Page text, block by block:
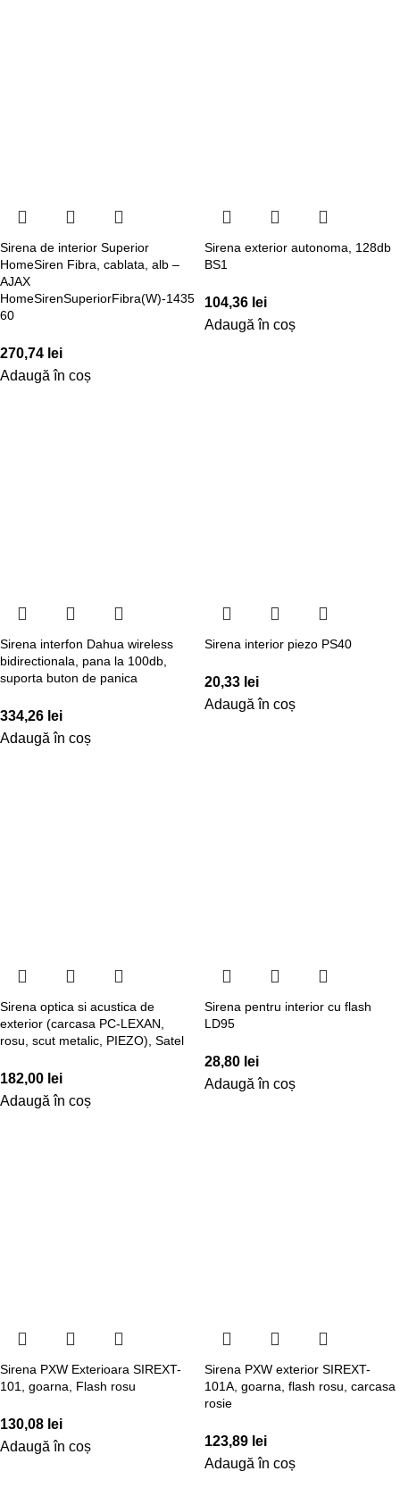
Sirena de interior Superior
HomeSiren Fibra, cablata, alb –
AJAX
HomeSirenSuperiorFibra(W)-1435
60
270,74 lei
Adaugă în coș
Sirena exterior autonoma, 128db
BS1
104,36 lei
Adaugă în coș
Sirena interfon Dahua wireless
bidirectionala, pana la 100db,
suporta buton de panica
334,26 lei
Adaugă în coș
Sirena interior piezo PS40
20,33 lei
Adaugă în coș
Sirena optica si acustica de
exterior (carcasa PC-LEXAN,
rosu, scut metalic, PIEZO), Satel
182,00 lei
Adaugă în coș
Sirena pentru interior cu flash
LD95
28,80 lei
Adaugă în coș
Sirena PXW Exterioara SIREXT-
101, goarna, Flash rosu
130,08 lei
Adaugă în coș
Sirena PXW exterior SIREXT-
101A, goarna, flash rosu, carcasa
rosie
123,89 lei
Adaugă în coș